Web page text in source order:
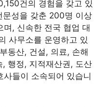
건의 경험을 갖고 있
문성을 갖춘 200명 이상
, 신속한 전국 협업 대
사무소를 운영하고 있
동산, 건설, 의료, 손해
행정, 지적재산권, 도산
들이 소속되어 있습니